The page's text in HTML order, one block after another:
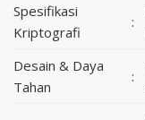
Spesifikasi
Kriptografi
:
Desain & Daya
Tahan
: